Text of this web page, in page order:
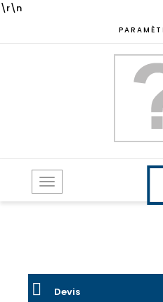
\r\n
Toggle
Devis